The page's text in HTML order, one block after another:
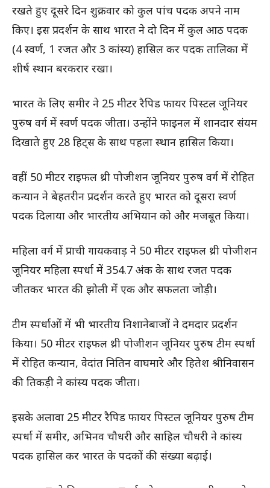
रखते हुए दूसरे दिन शुक्रवार को कुल पांच पदक अपने नाम
किए। इस प्रदर्शन के साथ भारत ने दो दिन में कुल आठ पदक
(4 स्वर्ण, 1 रजत और 3 कांस्य) हासिल कर पदक तालिका में
शीर्ष स्थान बरकरार रखा।
भारत के लिए समीर ने 25 मीटर रैपिड फायर पिस्टल जूनियर
पुरुष वर्ग में स्वर्ण पदक जीता। उन्होंने फाइनल में शानदार संयम
दिखाते हुए 28 हिट्स के साथ पहला स्थान हासिल किया।
वहीं 50 मीटर राइफल थ्री पोजीशन जूनियर पुरुष वर्ग में रोहित
कन्यान ने बेहतरीन प्रदर्शन करते हुए भारत को दूसरा स्वर्ण
पदक दिलाया और भारतीय अभियान को और मजबूत किया।
महिला वर्ग में प्राची गायकवाड़ ने 50 मीटर राइफल थ्री पोजीशन
जूनियर महिला स्पर्धा में 354.7 अंक के साथ रजत पदक
जीतकर भारत की झोली में एक और सफलता जोड़ी।
टीम स्पर्धाओं में भी भारतीय निशानेबाजों ने दमदार प्रदर्शन
किया। 50 मीटर राइफल थ्री पोजीशन जूनियर पुरुष टीम स्पर्धा
में रोहित कन्यान, वेदांत नितिन वाघमारे और हितेश श्रीनिवासन
की तिकड़ी ने कांस्य पदक जीता।
इसके अलावा 25 मीटर रैपिड फायर पिस्टल जूनियर पुरुष टीम
स्पर्धा में समीर, अभिनव चौधरी और साहिल चौधरी ने कांस्य
पदक हासिल कर भारत के पदकों की संख्या बढ़ाई।